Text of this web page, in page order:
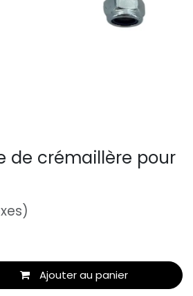
de crémaillère pour
Ajouter au panier